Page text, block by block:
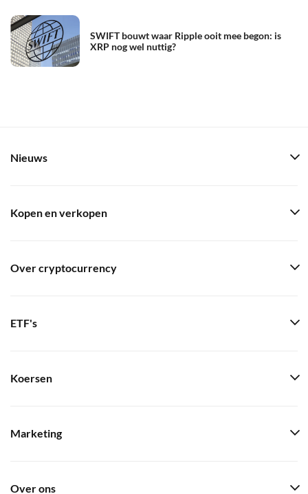
SWIFT bouwt waar Ripple ooit mee begon: is
XRP nog wel nuttig?
Nieuws
Kopen en verkopen
Over cryptocurrency
ETF's
Koersen
Marketing
Over ons